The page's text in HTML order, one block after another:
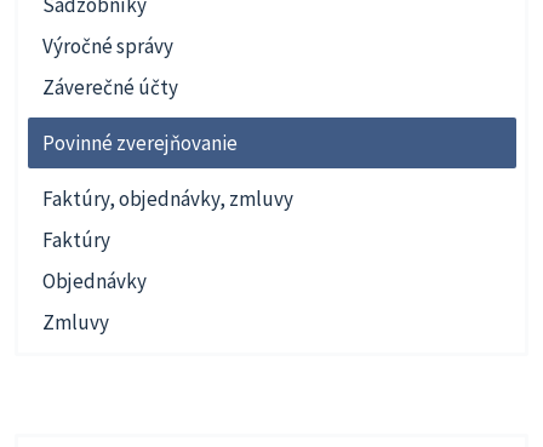
Výročné správy
Záverečné účty
Povinné zverejňovanie
Faktúry, objednávky, zmluvy
Faktúry
Objednávky
Zmluvy